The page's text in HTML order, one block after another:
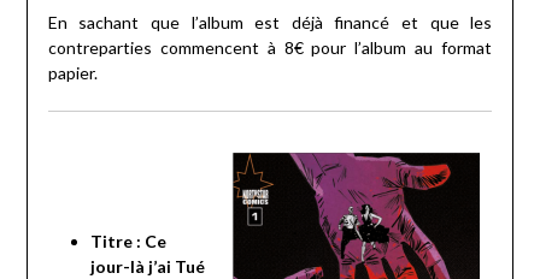
En sachant que l’album est déjà financé et que les
contreparties commencent à 8€ pour l’album au format
papier.
Titre : Ce
jour-là j’ai Tué